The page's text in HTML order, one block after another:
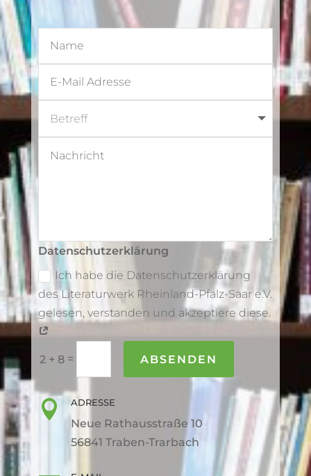
Datenschutzerklärung
Ich habe die Datenschutzerklärung
des Literaturwerk Rheinland-Pfalz-Saar e.V.
gelesen, verstanden und akzeptiere diese.
2 + 8= ABSENDEN
 ADRESSE
Neue Rathausstraße 10
56841 Traben-Trarbach